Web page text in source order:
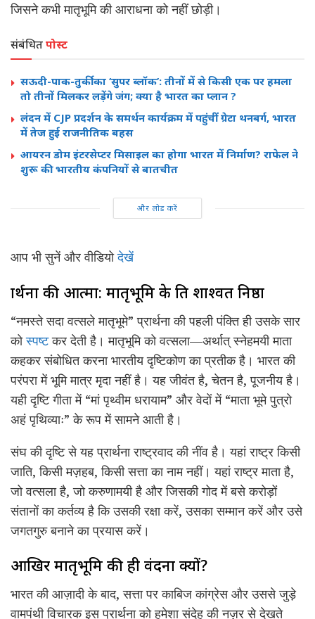
जिसने कभी मातृभूमि की आराधना को नहीं छोड़ी।
संबंधितपोस्ट
सऊदी-पाक-तुर्की का ‘सुपर ब्लॉक’: तीनों में से किसी एक पर हमला
तो तीनों मिलकर लड़ेंगे जंग; क्या है भारत का प्लान ?
लंदन में CJP प्रदर्शन के समर्थन कार्यक्रम में पहुंचीं ग्रेटा थनबर्ग, भारत
में तेज हुई राजनीतिक बहस
आयरन डोम इंटरसेप्टर मिसाइल का होगा भारत में निर्माण? राफेल ने
शुरू की भारतीय कंपनियों से बातचीत
और लोड करें
आप भी सुनें और वीडियोदेखें
प्रार्थना की आत्मा: मातृभूमि के प्रति शाश्वत निष्ठा
“नमस्ते सदा वत्सले मातृभूमे” प्रार्थना की पहली पंक्ति ही उसके सार
कोस्पष्टकर देती है। मातृभूमि को वत्सला—अर्थात् स्नेहमयी माता
कहकर संबोधित करना भारतीय दृष्टिकोण का प्रतीक है। भारत की
परंपरा में भूमि मात्र मृदा नहीं है। यह जीवंत है, चेतन है, पूजनीय है।
यही दृष्टि गीता में “मां पृथ्वीम धरायाम” और वेदों में “माता भूमे पुत्रो
अहं पृथिव्याः” के रूप में सामने आती है।
संघ की दृष्टि से यह प्रार्थना राष्ट्रवाद की नींव है। यहां राष्ट्र किसी
जाति, किसी मज़हब, किसी सत्ता का नाम नहीं। यहां राष्ट्र माता है,
जो वत्सला है, जो करुणामयी है और जिसकी गोद में बसे करोड़ों
संतानों का कर्तव्य है कि उसकी रक्षा करें, उसका सम्मान करें और उसे
जगतगुरु बनाने का प्रयास करें।
आखिर मातृभूमि की ही वंदना क्यों?
भारत की आज़ादी के बाद, सत्ता पर काबिज कांग्रेस और उससे जुड़े
वामपंथी विचारक इस प्रार्थना को हमेशा संदेह की नज़र से देखते